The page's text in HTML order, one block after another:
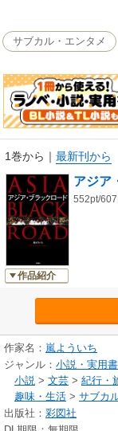
バンコクの「ゲイのメ
など、立ちはだかるア
大好評、『海外ブラッ
サブカル・エンタメ
1巻から ｜ 最新刊から
作品紹介
アジア
552pt/
作家名： 嵐よういち
ジャンル： 小説・実用書
小説 > 文芸 > 紀行・
趣味・生活 > サブカ
出版社： 彩図社